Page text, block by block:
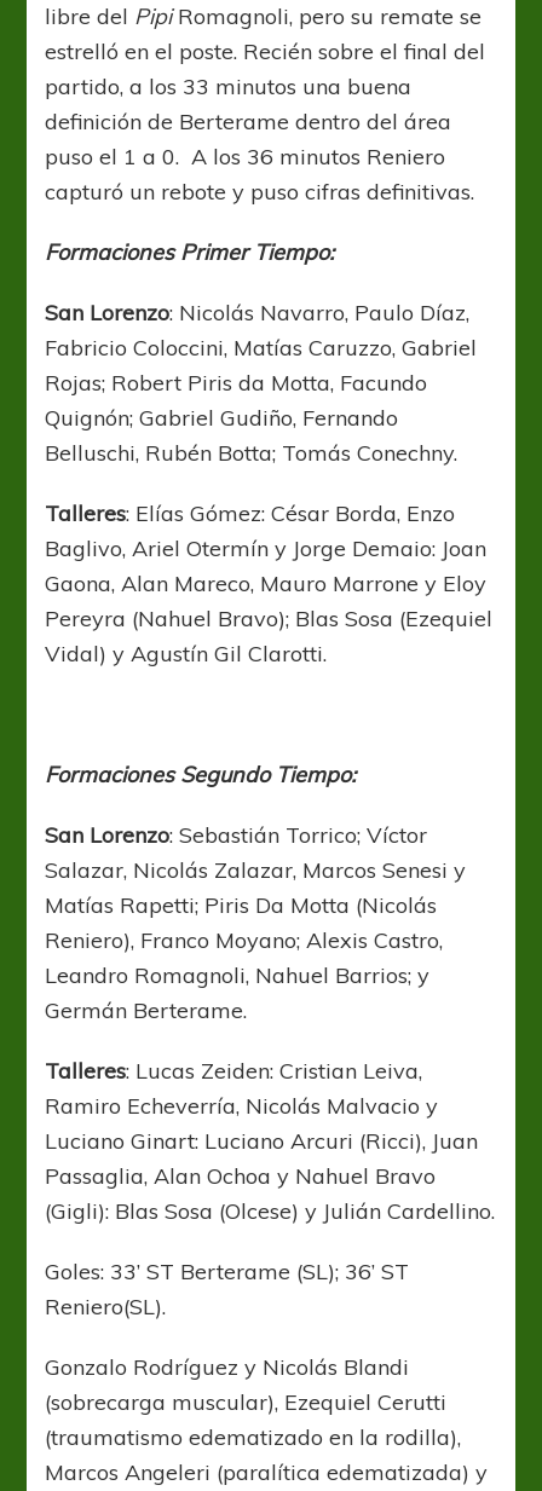
libre del PipiRomagnoli, pero su remate se
estrelló en el poste. Recién sobre el final del
partido, a los 33 minutos una buena
definición de Berterame dentro del área
puso el 1 a 0. A los 36 minutos Reniero
capturó un rebote y puso cifras definitivas.
Formaciones Primer Tiempo:
San Lorenzo: Nicolás Navarro, Paulo Díaz,
Fabricio Coloccini, Matías Caruzzo, Gabriel
Rojas; Robert Piris da Motta, Facundo
Quignón; Gabriel Gudiño, Fernando
Belluschi, Rubén Botta; Tomás Conechny.
Talleres: Elías Gómez: César Borda, Enzo
Baglivo, Ariel Otermín y Jorge Demaio: Joan
Gaona, Alan Mareco, Mauro Marrone y Eloy
Pereyra (Nahuel Bravo); Blas Sosa (Ezequiel
Vidal) y Agustín Gil Clarotti.
Formaciones Segundo Tiempo:
San Lorenzo: Sebastián Torrico; Víctor
Salazar, Nicolás Zalazar, Marcos Senesi y
Matías Rapetti; Piris Da Motta (Nicolás
Reniero), Franco Moyano; Alexis Castro,
Leandro Romagnoli, Nahuel Barrios; y
Germán Berterame.
Talleres: Lucas Zeiden: Cristian Leiva,
Ramiro Echeverría, Nicolás Malvacio y
Luciano Ginart: Luciano Arcuri (Ricci), Juan
Passaglia, Alan Ochoa y Nahuel Bravo
(Gigli): Blas Sosa (Olcese) y Julián Cardellino.
Goles: 33’ ST Berterame (SL); 36’ ST
Reniero(SL).
Gonzalo Rodríguez y Nicolás Blandi
(sobrecarga muscular), Ezequiel Cerutti
(traumatismo edematizado en la rodilla),
Marcos Angeleri (paralítica edematizada) y